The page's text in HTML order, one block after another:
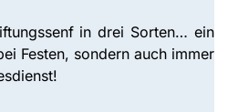
in drei Sorten… ein
Festen, sondern auch immer